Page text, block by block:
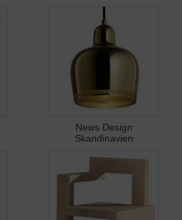
News Design
Skandinavien